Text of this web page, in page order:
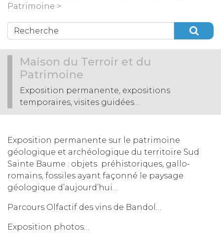
Patrimoine >
Maison du Terroir et du
Patrimoine
Exposition permanente, expositions
temporaires, visites guidées…
Exposition permanente sur le patrimoine
géologique et ­archéologique du territoire Sud
Sainte Baume : objets préhistoriques, gallo-
romains, fossiles ayant façonné le paysage
géologique d’aujourd’hui…
Parcours Olfactif des vins de Bandol…
Exposition photos…